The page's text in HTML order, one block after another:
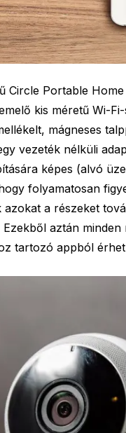
Circle Portable
kis méretű Wi-
mágneses
vezeték nélküli
képes (alvó
folyamatosan
azokat a részeket
aztán
tartozó appból